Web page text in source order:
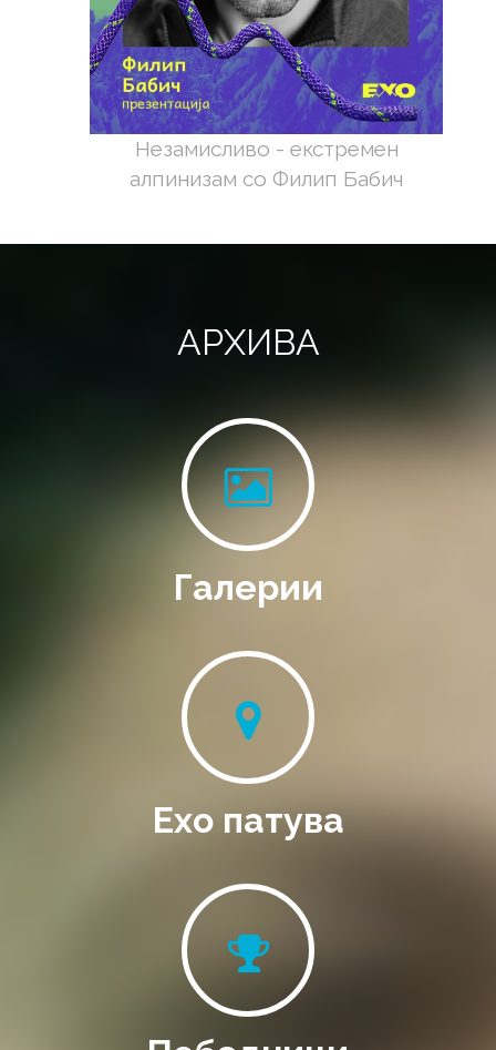
Незамисливо - екстремен
алпинизам со Филип Бабич
АРХИВА
Галерии
Ехо патува